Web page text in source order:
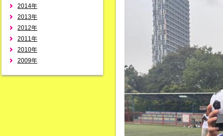
2014年
2013年
2012年
2011年
2010年
2009年